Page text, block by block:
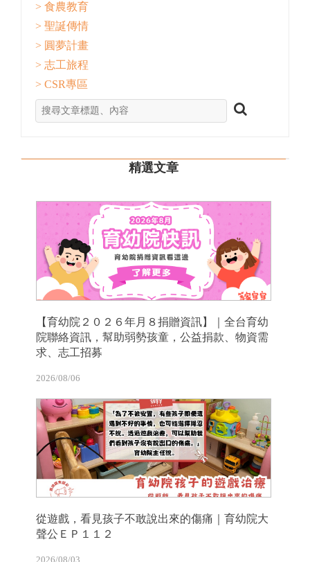
> 食農教育
> 聖誕傳情
> 圓夢計畫
> 志工旅程
> CSR專區
精選文章
【育幼院２０２６年月８捐贈資訊】｜全台育幼
院聯絡資訊，幫助弱勢孩童，公益捐款、物資需
求、志工招募
2026/08/06
從遊戲，看見孩子不敢說出來的傷痛｜育幼院大
聲公ＥＰ１１２
2026/08/03